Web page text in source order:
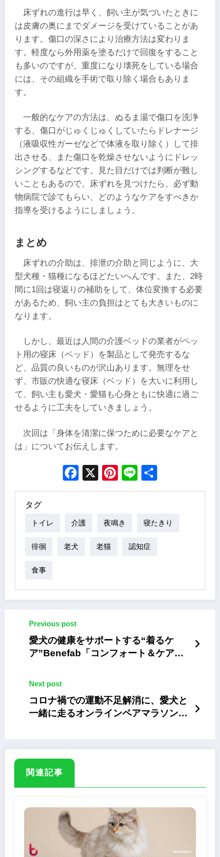
床ずれの進行は早く、飼い主が気づいたときに
は皮膚の奥にまでダメージを受けていることがあ
ります。傷口の深さにより治療方法は変わりま
す。軽度なら外用薬を塗るだけで回復をすること
も多いのですが、重度になり壊死をしている場合
には、その組織を手術で取り除く場合もありま
す。
一般的なケアの方法は、ぬるま湯で傷口を洗浄
する、傷口がじゅくじゅくしていたらドレナージ
（液吸収性ガーゼなどで体液を取り除く）して排
出させる、また傷口を乾燥させないようにドレッ
シングするなどです。見た目だけでは判断が難し
いこともあるので、床ずれを見つけたら、必ず動
物病院で診てもらい、どのようなケアをすべきか
指導を受けるようにしましょう。
まとめ
床ずれの介助は、排泄の介助と同じように、大
型犬種・猫種になるほどたいへんです。また、2時
間に1回は寝返りの補助をして、体位変換する必要
があるため、飼い主の負担はとても大きいものに
なります。
しかし、最近は人間の介護ベッドの業者がペッ
ト用の寝床（ベッド）を製品として発売するな
ど、品質の良いものが沢山あります。無理をせ
ず、市販の快適な寝床（ベッド）を大いに利用し
て、飼い主も愛犬・愛猫も心身ともに快適に過ご
せるように工夫をしていきましょう。
次回は「身体を清潔に保つために必要なケアと
は」についてお伝えします。
Facebook
X Pinterest
Line
タグ
トイレ 介護 夜鳴き 寝たきり
徘徊 老犬 老猫 認知症
食事
Previous post
愛犬の健康をサポートする“着るケ
ア”Benefab「コンフォート＆ケアシ
Next post
コロナ禍での運動不足解消に、愛犬と
一緒に走るオンラインペアマラソン
関連記事